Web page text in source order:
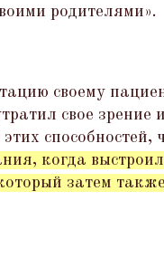
родителями».
своему
свое зрение
способностей,
когда
затем